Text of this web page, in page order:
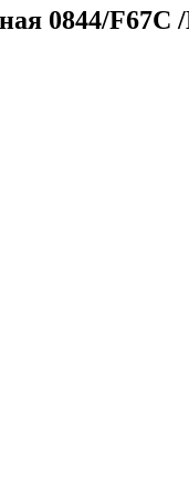
0844/F67С